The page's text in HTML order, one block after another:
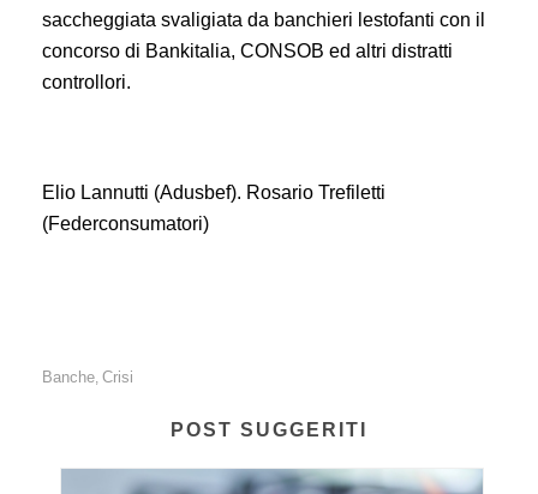
saccheggiata svaligiata da banchieri lestofanti con il
concorso di Bankitalia, CONSOB ed altri distratti
controllori.
Elio Lannutti (Adusbef). Rosario Trefiletti
(Federconsumatori)
Banche, Crisi
POST SUGGERITI